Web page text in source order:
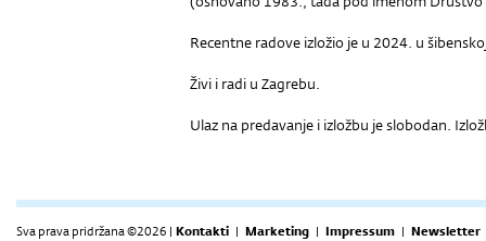
Recentne radove izložio je u 2024. u
Živi i radi u Zagrebu.
Ulaz na predavanje i izložbu je slobodan.
Sva prava pridržana ©2026 | Kontakti | Marketing | Impressum | Newsletter